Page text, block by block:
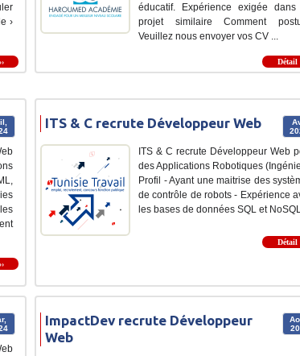
›
éducatif. Expérience exigée dans
projet similaire Comment
Veuillez nous envoyer vos CV ...
Détail
ITS & C recrute Développeur Web
ITS & C recrute Développeur Web
des Applications Robotiques
Profil - Ayant une maitrise des
de contrôle de robots - Expérience
les bases de données SQL et
Détail
ImpactDev recrute Développeur
Web